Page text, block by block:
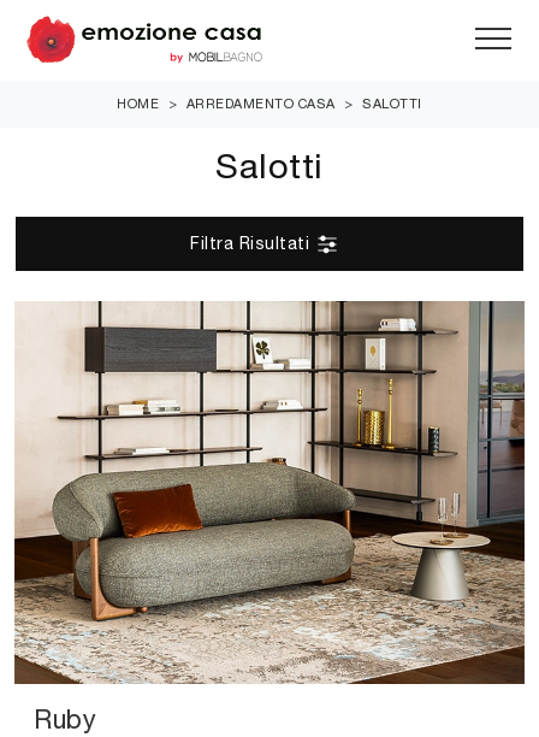
HOME > ARREDAMENTO CASA > SALOTTI
Salotti
Filtra Risultati
Ruby